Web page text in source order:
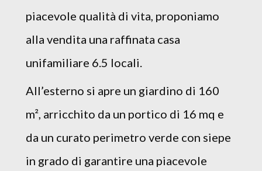
piacevole qualità di vita, proponiamo
alla vendita una raffinata casa
unifamiliare 6.5 locali.
All’esterno si apre un giardino di 160
m², arricchito da un portico di 16 mq e
da un curato perimetro verde con siepe
in grado di garantire una piacevole